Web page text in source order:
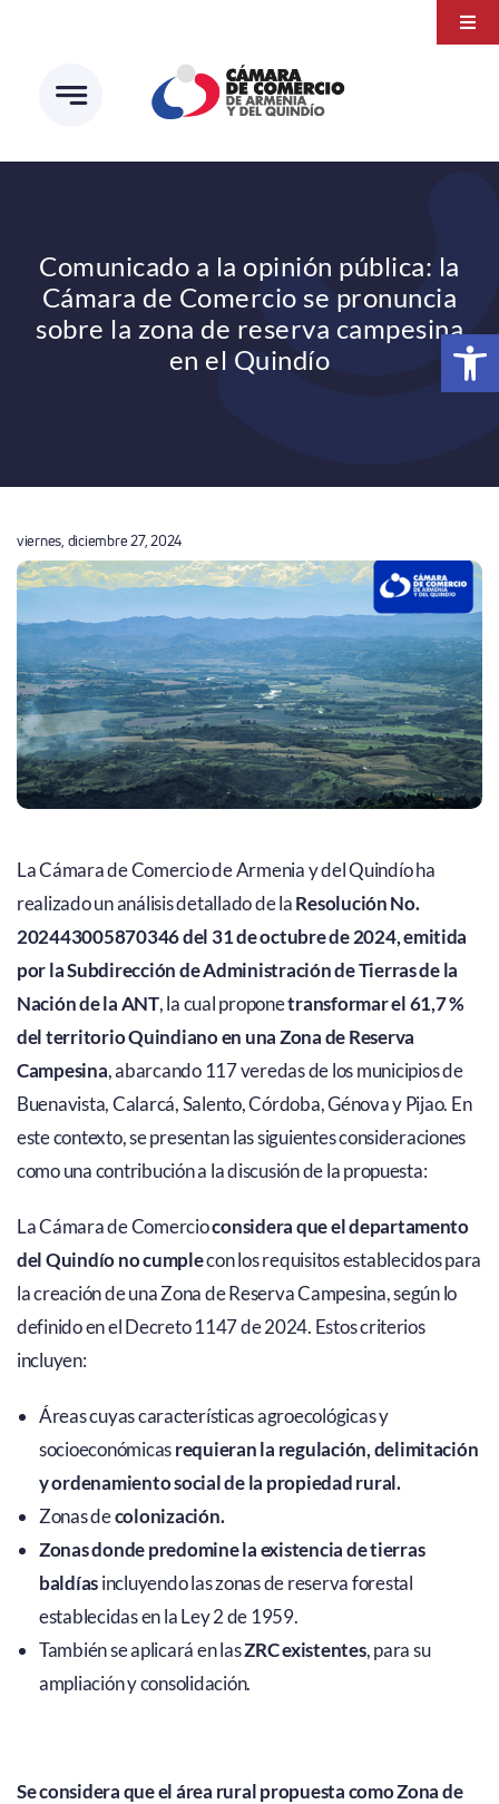
Abrir
contenido
Comunicado a la opinión pública: la
Cámara de Comercio se pronuncia
sobre la zona de reserva campesina
en el Quindío
viernes, diciembre 27, 2024
La Cámara de Comercio de Armenia y del Quindío ha
realizado un análisis detallado de laResolución No.
202443005870346 del 31 de octubre de 2024, emitida
por la Subdirección de Administración de Tierras de la
Nación de la ANT, la cual proponetransformar el 61,7 %
del territorio Quindiano en una Zona de Reserva
Campesina, abarcando 117 veredas de los municipios de
Buenavista, Calarcá, Salento, Córdoba, Génova y Pijao. En
este contexto, se presentan las siguientes consideraciones
como una contribución a la discusión de la propuesta:
La Cámara de Comercioconsidera que eldepartamento
del Quindío no cumplecon los requisitos establecidos para
la creación de una Zona de Reserva Campesina, según lo
definido en el Decreto 1147 de 2024. Estos criterios
incluyen:
Áreas cuyas características agroecológicas y
socioeconómicasrequieran la regulación, delimitación
y ordenamiento social de la propiedad rural.
Zonas decolonización.
Zonas donde predominela existencia de tierras
baldíasincluyendo las zonas de reserva forestal
establecidas en la Ley 2 de 1959.
También se aplicará en lasZRC existentes, para su
ampliación y consolidación.
Se considera que el área rural propuesta como Zona de